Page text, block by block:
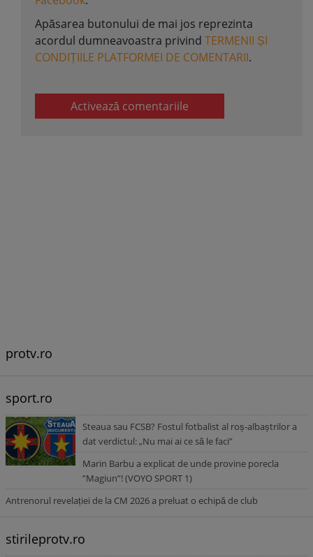
Apăsarea butonului de mai jos reprezinta
acordul dumneavoastra privind TERMENII ȘI
CONDIȚIILE PLATFORMEI DE COMENTARII.
Activează comentariile
protv.ro
sport.ro
Steaua sau FCSB? Fostul fotbalist al roș-albaștrilor a
dat verdictul: „Nu mai ai ce să le faci”
Marin Barbu a explicat de unde provine porecla
”Magiun”! (VOYO SPORT 1)
Antrenorul revelației de la CM 2026 a preluat o echipă de club
stirileprotv.ro